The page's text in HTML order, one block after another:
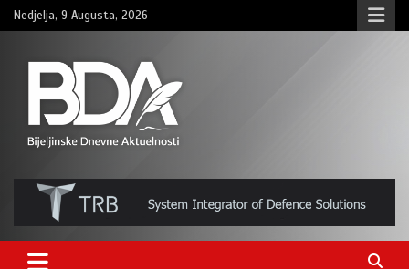
Skip
to
Nedjelja, 9 Augusta, 2026
BNDAN.com